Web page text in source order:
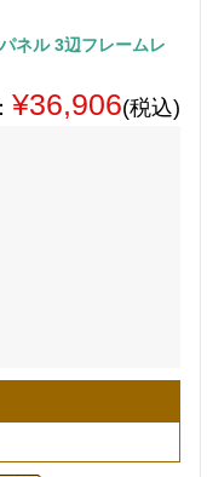
ネル 3辺フレームレ
¥36,906(税込)